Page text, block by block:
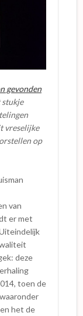
gevonden
stukje
vreselijke
op
van
er met
deze
toen de
het de